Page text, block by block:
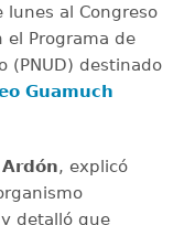
lunes al Congreso
el Programa de
(PNUD) destinado
Guamuch
, explicó
detalló que